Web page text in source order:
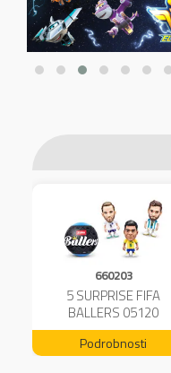
660203
5 SURPRISE FIFA
BALLERS 05120
Podrobnosti